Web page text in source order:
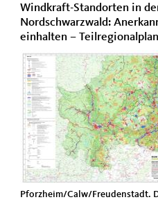
Windkraft-Standorten in
Nordschwarzwald:
einhalten –
Pforzheim/Calw/Freudenstadt.